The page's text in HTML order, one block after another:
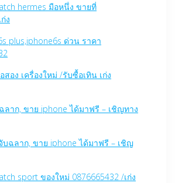
hermes มือหนึ่ง ขายที่
ง
plus,iphone6s ด่วน ราคา
อง เครื่องใหม่ /รับซื้อเทิน เก่ง
ลาก, ขาย iphone ได้มาฟรี – เชิญทาง
บฉลาก, ขาย iphone ได้มาฟรี – เชิญ
sport ของใหม่ 0876665432 /เก่ง